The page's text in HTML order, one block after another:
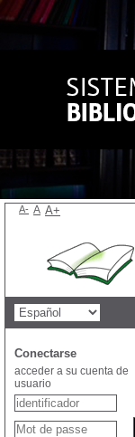
A- A A+
Conectarse
acceder a su cuenta de
usuario